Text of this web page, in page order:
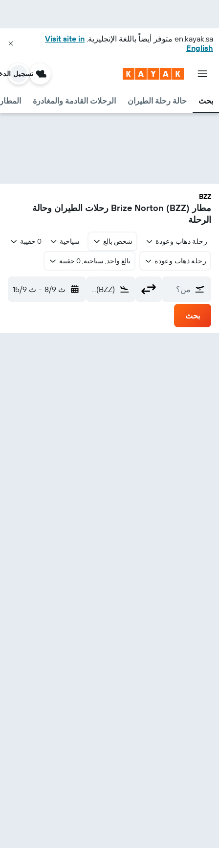
en.kayak.sa متوفر أيضاً باللغة الإنجليزية. Visit site in
English
بحث حالة رحلة الطيران الرحلات القادمة والمغادرة
تسجيل
BZZ
مطار Brize Norton (BZZ) رحلات الطيران وحالة
الرحلة
رحلة ذهاب وعودة شخص بالغ سياحية 0 حقيبة
رحلة ذهاب وعودة بالغ واحد, سياحية, 0 حقيبة
من؟ Brize Norton (BZZ) ث 8/9 - ث 15/9
بحث